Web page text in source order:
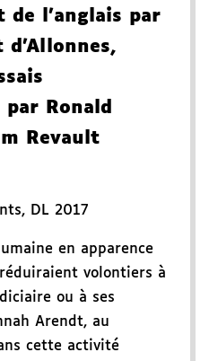
de l'anglais par
d'Allonnes,
Ronald
Revault
, DL 2017
en apparence
volontiers à
ou à ses
Arendt, au
cette activité